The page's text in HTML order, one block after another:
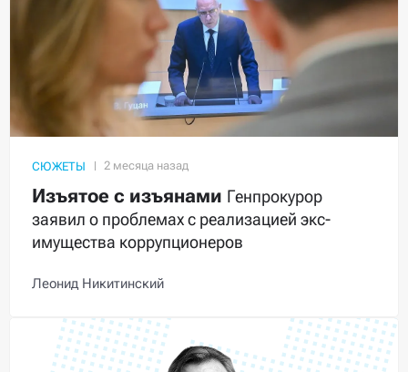
СЮЖЕТЫ
Изъятое с изъянами Генпрокурор
заявил о проблемах с реализацией экс-
имущества коррупционеров
Леонид Никитинский